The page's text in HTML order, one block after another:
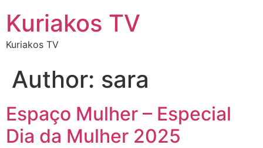
Kuriakos TV
Kuriakos TV
Author: sara
Espaço Mulher – Especial
Dia da Mulher 2025